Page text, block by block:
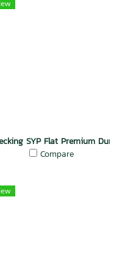
TG Natural Dura Plus
SYP Flat Premium Dura
Compare